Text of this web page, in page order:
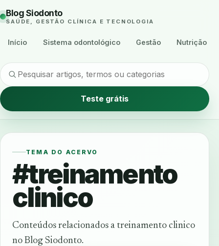
Blog Siodonto
SAÚDE, GESTÃO CLÍNICA E TECNOLOGIA
Início Sistema odontológico Gestão Nutrição
Teste grátis
TEMA DO ACERVO
#treinamento
clinico
Conteúdos relacionados a treinamento clinico
no Blog Siodonto.